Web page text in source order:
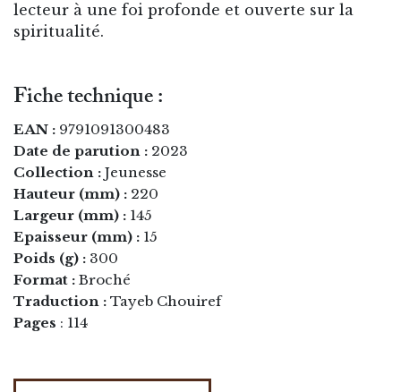
lecteur à une foi profonde et ouverte sur la
spiritualité.
Fiche technique :
EAN : 9791091300483
Date de parution : 2023
Collection : Jeunesse
Hauteur (mm) : 220
Largeur (mm) : 145
Epaisseur (mm) : 15
Poids (g) : 300
Format : Broché
Traduction : Tayeb Chouiref
Pages : 114